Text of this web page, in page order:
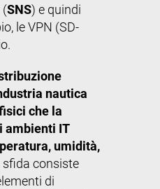
(SNS) e quindi
le VPN (SD-
nautica
che la
ambienti IT
umidità,
sfida consiste
di